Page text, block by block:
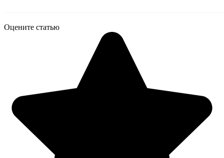
Оцените статью